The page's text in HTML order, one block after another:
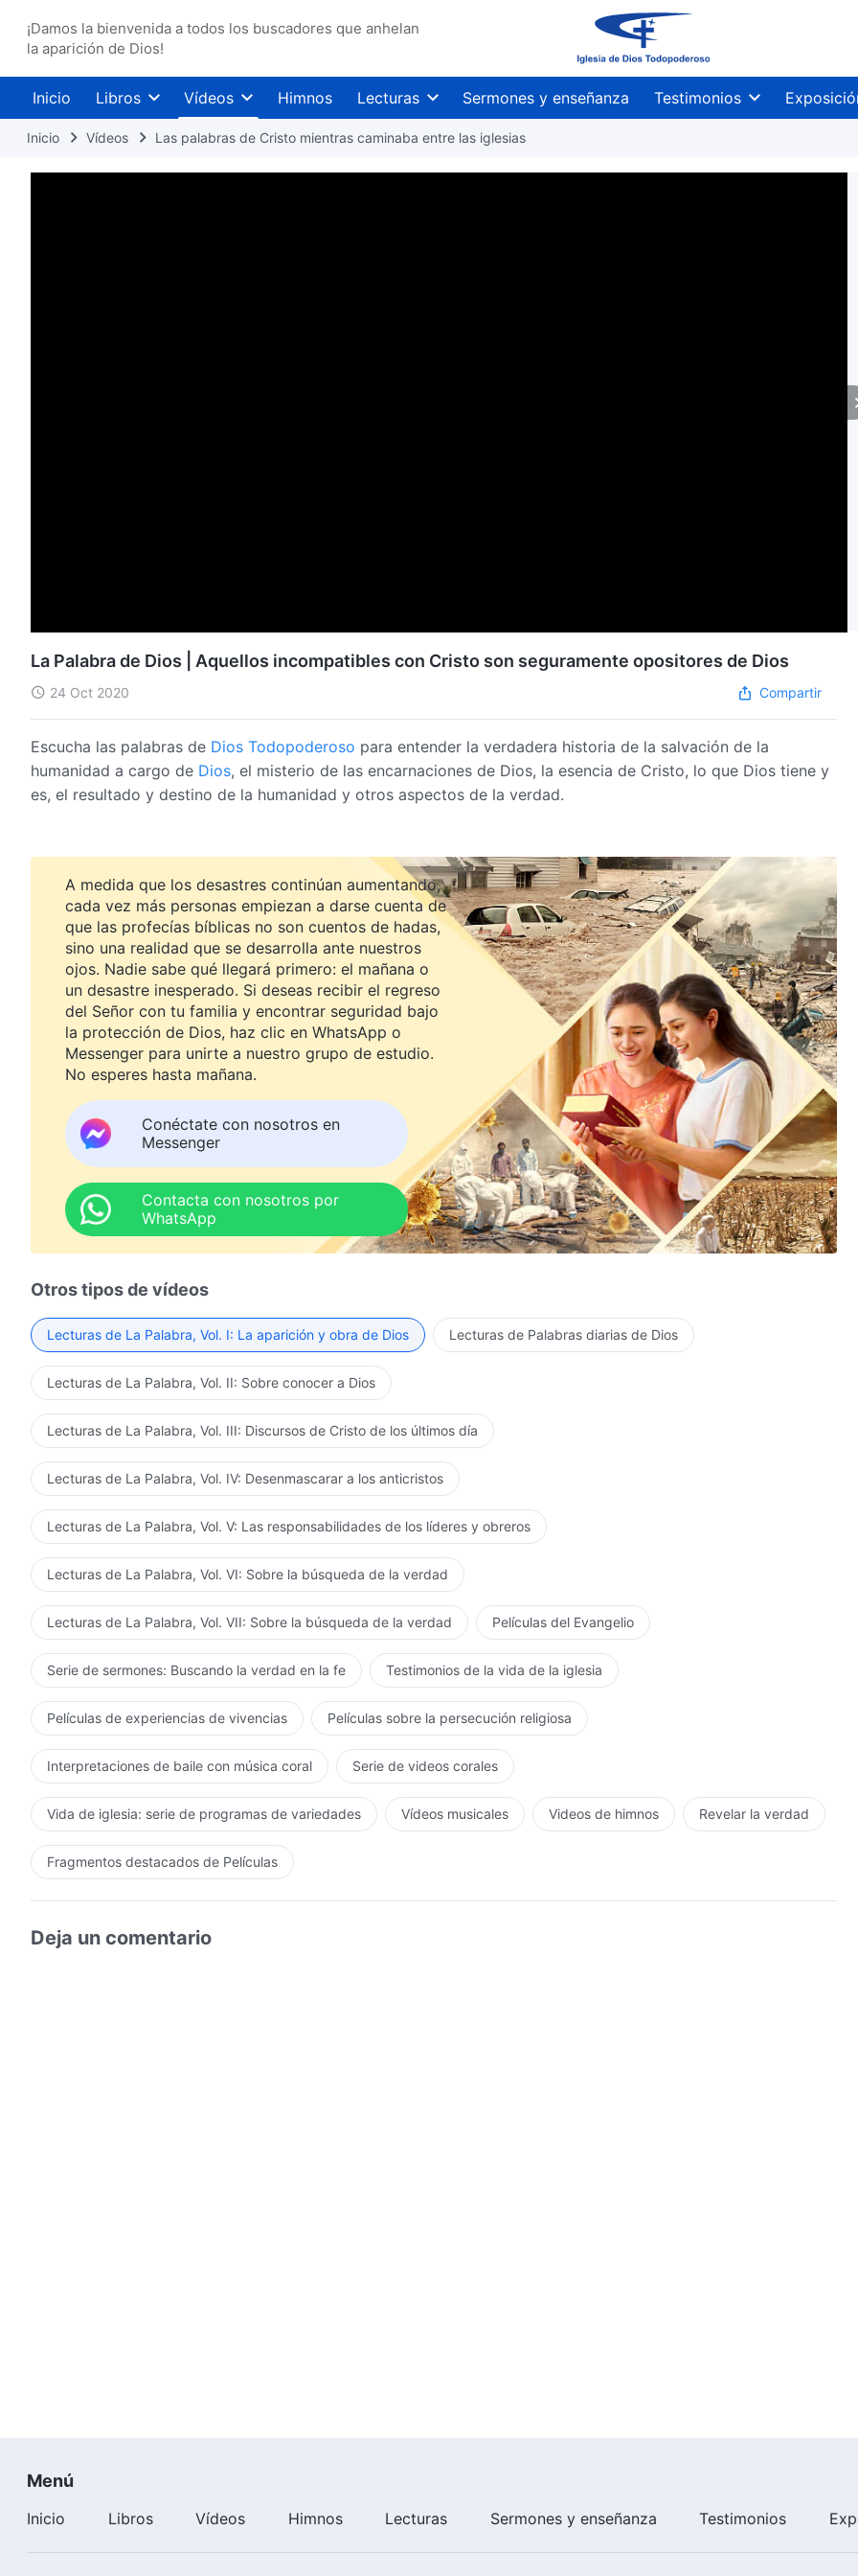
¡Damos la bienvenida a todos los buscadores que anhelan
la aparición de Dios!
Inicio Libros Vídeos Himnos Lecturas Sermones y enseñanza Testimonios
Inicio Vídeos Las palabras de Cristo mientras caminaba entre las iglesias
La Palabra de Dios | Aquellos incompatibles con Cristo son seguramente opositores de Dios
24 Oct 2020 Compartir
Escucha las palabras de Dios Todopoderoso para entender la verdadera historia de la salvación de la
humanidad a cargo de Dios, el misterio de las encarnaciones de Dios, la esencia de Cristo, lo que Dios tiene y
es, el resultado y destino de la humanidad y otros aspectos de la verdad.
A medida que los desastres continúan aumentando,
cada vez más personas empiezan a darse cuenta de
que las profecías bíblicas no son cuentos de hadas,
sino una realidad que se desarrolla ante nuestros
ojos. Nadie sabe qué llegará primero: el mañana o
un desastre inesperado. Si deseas recibir el regreso
del Señor con tu familia y encontrar seguridad bajo
la protección de Dios, haz clic en WhatsApp o
Messenger para unirte a nuestro grupo de estudio.
No esperes hasta mañana.
Conéctate con nosotros en
Messenger
Contacta con nosotros por
WhatsApp
Otros tipos de vídeos
Lecturas de La Palabra, Vol. I: La aparición y obra de Dios Lecturas de Palabras diarias de Dios
Lecturas de La Palabra, Vol. II: Sobre conocer a Dios
Lecturas de La Palabra, Vol. III: Discursos de Cristo de los últimos día
Lecturas de La Palabra, Vol. IV: Desenmascarar a los anticristos
Lecturas de La Palabra, Vol. V: Las responsabilidades de los líderes y obreros
Lecturas de La Palabra, Vol. VI: Sobre la búsqueda de la verdad
Lecturas de La Palabra, Vol. VII: Sobre la búsqueda de la verdad Películas del Evangelio
Serie de sermones: Buscando la verdad en la fe Testimonios de la vida de la iglesia
Películas de experiencias de vivencias Películas sobre la persecución religiosa
Interpretaciones de baile con música coral Serie de videos corales
Vida de iglesia: serie de programas de variedades Vídeos musicales Videos de himnos Revelar la verdad
Fragmentos destacados de Películas
Deja un comentario
Menú
Inicio Libros Vídeos Himnos Lecturas Sermones y enseñanza Testimonios